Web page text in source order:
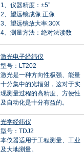
1、仪器精度：±5”
2、望远镜成像:正像
3、望远镜放大率:30X
4、测量方法：绝对法读数
激光电子经纬仪
型号：LT202
激光是一种方向性极强、能量
十分集中的光辐射，这对于实
现测量过程的高精度、方便性
及自动化是十分有益的。
光学经纬仪
型号：TDJ2
本仪器适用于工程测量、工业
及大地测量。